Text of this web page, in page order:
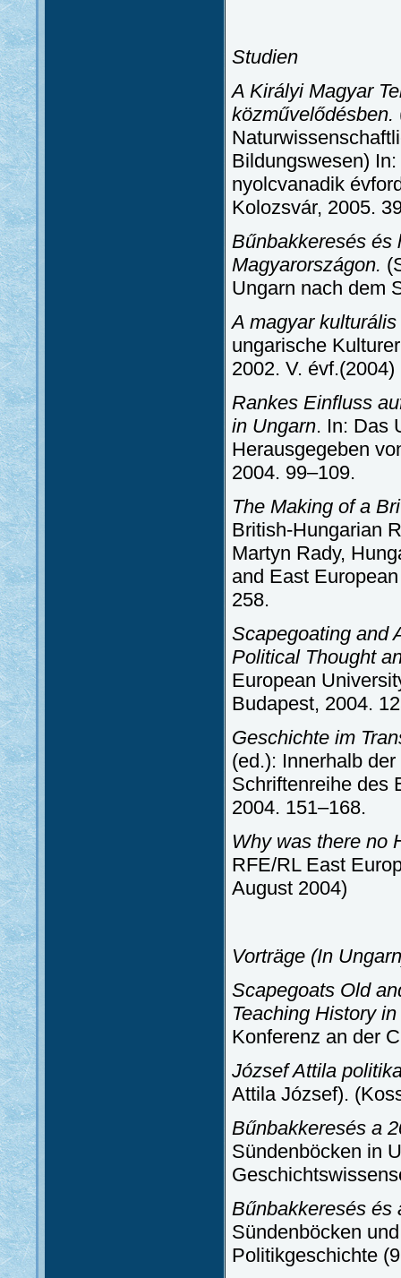
Studien
A Királyi Magyar
közművelődésben.
Bildungswesen)
nyolcvanadik
Kolozsvár, 2005.
Bűnbakkeresés és
Magyarországon.
Ungarn nach dem
A magyar
ungarische
2002. V.
Rankes Einfluss
in Ungarn. In: Das
Herausgegeben
2004. 99–109.
The Making of a
British-Hungarian
Martyn Rady,
and East
258.
Scapegoating and
Political Thought
European
Budapest, 2004.
Geschichte im
(ed.): Innerhalb
Schriftenreihe des
2004. 151–168.
Why was there no
RFE/RL East
August 2004)
Vorträge (In
Scapegoats Old
Teaching History
Konferenz an der
József Attila
Attila József).
Bűnbakkeresés a
Sündenböcken in
Bűnbakkeresés és
Sündenböcken
Politikgeschichte